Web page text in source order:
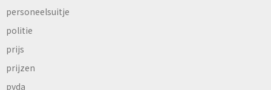
personeelsuitje
politie
prijs
prijzen
pvda